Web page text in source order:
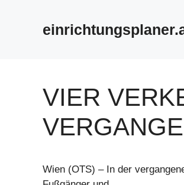
VIER
Wien (OTS) – In der